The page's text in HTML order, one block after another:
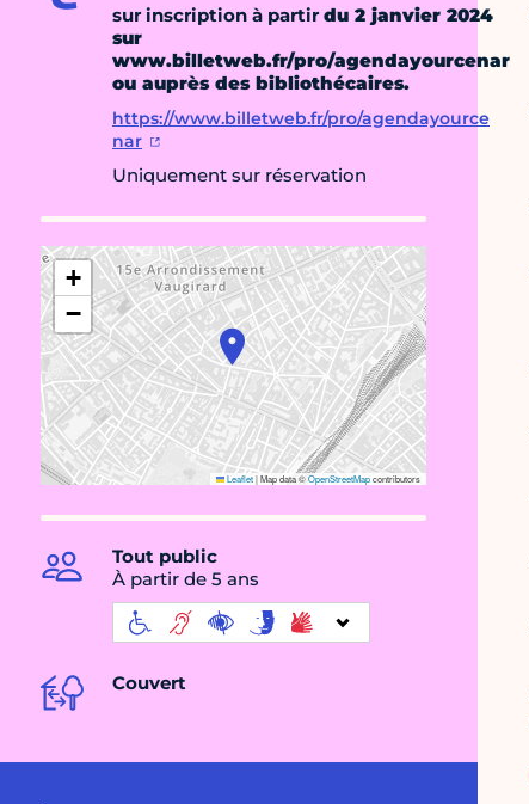
sur inscription à partirdu 2 janvier 2024
sur
www.billetweb.fr/pro/agendayourcenar
ou auprès des bibliothécaires.
https://www.billetweb.fr/pro/agendayource
nar
Uniquement sur réservation
+
−
Leaflet|Map data ©OpenStreetMapcontributors
Tout public
À partir de 5 ans
Couvert